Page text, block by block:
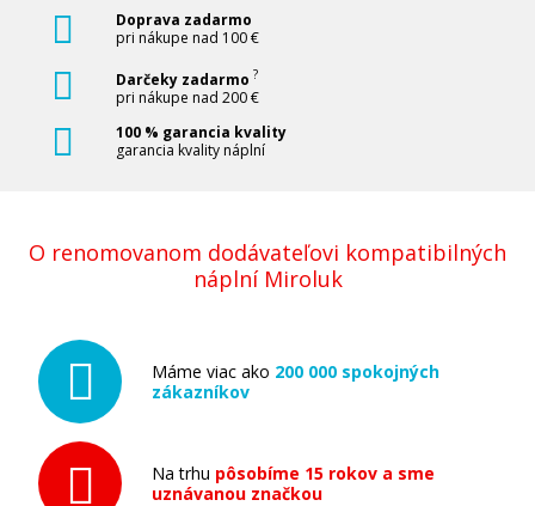
Doprava zadarmo
pri nákupe nad 100 €
Darčeky zadarmo ?
pri nákupe nad 200 €
100 % garancia kvality
garancia kvality náplní
O renomovanom dodávateľovi kompatibilných
náplní Miroluk
Máme viac ako 200 000 spokojných
zákazníkov
Na trhu pôsobíme 15 rokov a sme
uznávanou značkou